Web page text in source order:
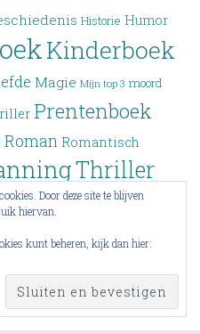
Historie Humor
Kinderboek
Magie Mijn top 3 moord
Prentenboek
Roman Romantisch
Thriller
Verleden Verlies
Wraak Wrap-up YA
Door deze site te blijven
hiervan.
kunt beheren, kijk dan hier: